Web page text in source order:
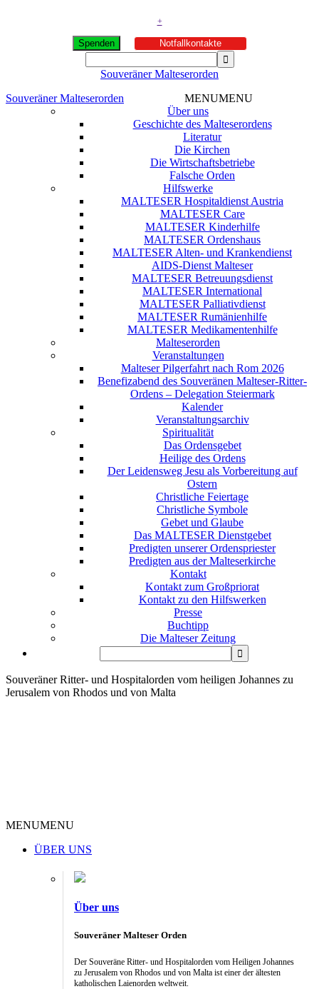
+
Spenden Notfallkontakte
Souveräner Malteserorden
Souveräner Malteserorden
MENUMENU
Über uns
Geschichte des Malteserordens
Literatur
Die Kirchen
Die Wirtschaftsbetriebe
Falsche Orden
Hilfswerke
MALTESER Hospitaldienst Austria
MALTESER Care
MALTESER Kinderhilfe
MALTESER Ordenshaus
MALTESER Alten- und Krankendienst
AIDS-Dienst Malteser
MALTESER Betreuungsdienst
MALTESER International
MALTESER Palliativdienst
MALTESER Rumänienhilfe
MALTESER Medikamentenhilfe
Malteserorden
Veranstaltungen
Malteser Pilgerfahrt nach Rom 2026
Benefizabend des Souveränen Malteser-Ritter-
Ordens – Delegation Steiermark
Kalender
Veranstaltungsarchiv
Spiritualität
Das Ordensgebet
Heilige des Ordens
Der Leidensweg Jesu als Vorbereitung auf
Ostern
Christliche Feiertage
Christliche Symbole
Gebet und Glaube
Das MALTESER Dienstgebet
Predigten unserer Ordenspriester
Predigten aus der Malteserkirche
Kontakt
Kontakt zum Großpriorat
Kontakt zu den Hilfswerken
Presse
Buchtipp
Die Malteser Zeitung
Souveräner Ritter- und Hospitalorden vom heiligen Johannes zu
Jerusalem von Rhodos und von Malta
MENUMENU
ÜBER UNS
Über uns
Souveräner Malteser Orden
Der Souveräne Ritter- und Hospitalorden vom Heiligen Johannes
zu Jerusalem von Rhodos und von Malta ist einer der ältesten
katholischen Laienorden weltweit.